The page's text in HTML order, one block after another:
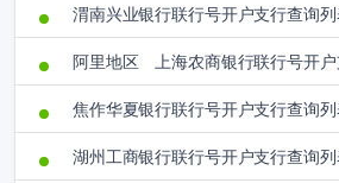
渭南兴业银行联行号开户支行查询列
阿里地区 上海农商银行联行号开户
焦作华夏银行联行号开户支行查询列
湖州工商银行联行号开户支行查询列